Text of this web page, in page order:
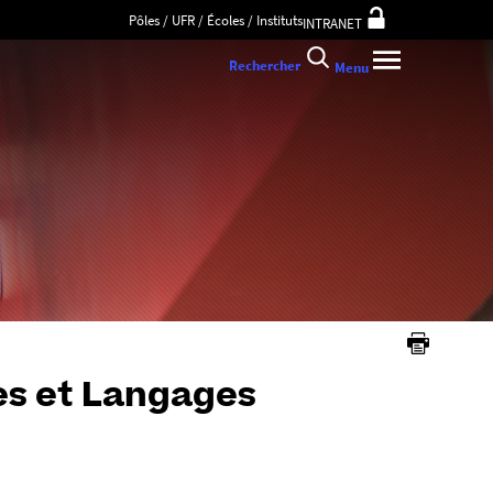
Pôles / UFR / Écoles / InstitutsINTRANET
Rechercher Menu
et Langages